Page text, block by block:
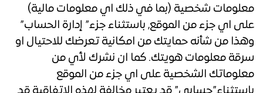
معلومات شخصية (بما في ذلك اي معلومات مالية)
على اي جزء من الموقع, باستثناء جزء” إدارة الحساب”
وهذا من شأنه حمايتك من امكانية تعرضك للاحتيال او
سرقة معلومات هويتك. كما ان نشرك لأي من
معلوماتك الشخصية على اي جزء من الموقع